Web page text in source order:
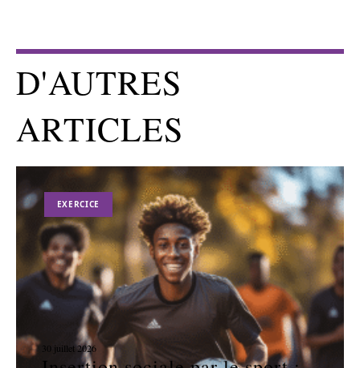
D'AUTRES
ARTICLES
EXERCICE
30 juillet 2026